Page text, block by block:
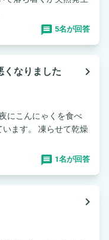
5名が回答
くなりました
navigate_next
にこんにゃくを食べ
ます。 凍らせて乾燥
1名が回答
navigate_next